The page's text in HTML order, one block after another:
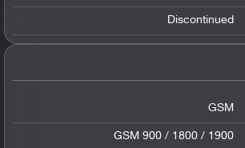
Discontinued
GSM
GSM 900 / 1800 / 1900